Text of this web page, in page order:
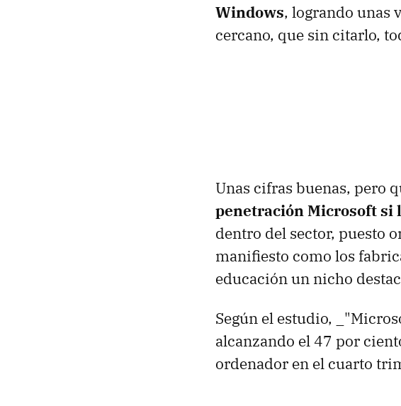
Windows, logrando unas
cercano, que sin citarlo,
Unas cifras buenas, pero
penetración Microsoft si
dentro del sector, puesto
manifiesto como los
educación un nicho
Según el estudio,
alcanzando el 47 por
ordenador en el cuarto